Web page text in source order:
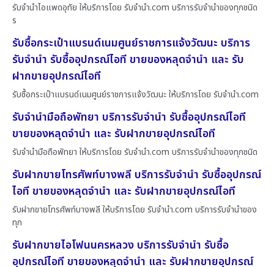
รับจำนำไอแพดอุทัย ให้บริการโดย รับจํานํา.com บริการรับจำนำของทุกชนิด
ร
รับซื้อกระเป๋าแบรนด์เนมศูนย์ราชการแจ้งวัฒนะ บริการ
รับจำนำ รับซื้ออุปกรณ์ไอที ขายของหลุดจำนำ และ รับ
ฝากขายอุปกรณ์ไอที
รับซื้อกระเป๋าแบรนด์เนมศูนย์ราชการแจ้งวัฒนะ ให้บริการโดย รับจํานํา.com
รับจำนำมือถือพัทยา บริการรับจำนำ รับซื้ออุปกรณ์ไอที
ขายของหลุดจำนำ และ รับฝากขายอุปกรณ์ไอที
รับจำนำมือถือพัทยา ให้บริการโดย รับจํานํา.com บริการรับจำนำของทุกชนิด
รับฝากขายโทรศัพท์บางพลี บริการรับจำนำ รับซื้ออุปกรณ์
ไอที ขายของหลุดจำนำ และ รับฝากขายอุปกรณ์ไอที
รับฝากขายโทรศัพท์บางพลี ให้บริการโดย รับจํานํา.com บริการรับจำนำของ
ทุก
รับฝากขายไอโฟนนครหลวง บริการรับจำนำ รับซื้อ
อุปกรณ์ไอที ขายของหลุดจำนำ และ รับฝากขายอุปกรณ์